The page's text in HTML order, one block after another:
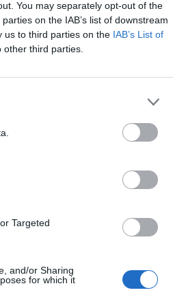
You may separately opt-out of the
on the IAB’s list of downstream
us to third parties on the IAB’s List of
third parties.
Targeted
and/or Sharing
for which it